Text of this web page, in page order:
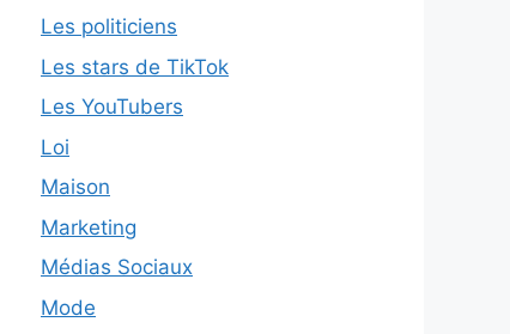
Les politiciens
Les stars de TikTok
Les YouTubers
Loi
Maison
Marketing
Médias Sociaux
Mode